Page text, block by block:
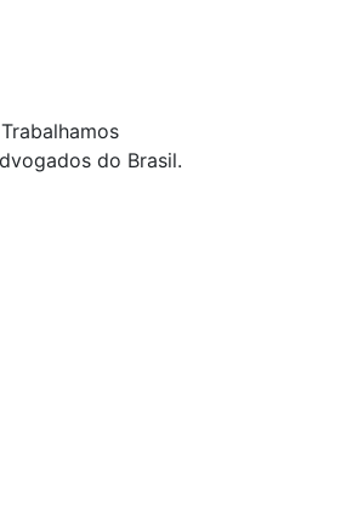
do Brasil.